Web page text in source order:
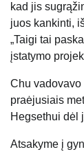
kad jis
juos kankinti,
„Taigi tai
įstatymo
Chu vadovavo
praėjusiais
Hegsethui dėl
Atsakyme į